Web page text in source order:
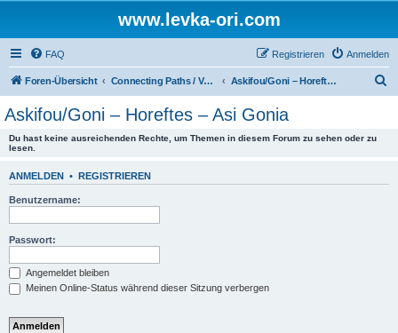
www.levka-ori.com
FAQ Anmelden
Registrieren
Foren-Übersicht Connecting Paths / Verbindungswege Askifou/Goni – Horeftes – Asi Gonia
Askifou/Goni – Horeftes – Asi Gonia
Du hast keine ausreichenden Rechte, um Themen in diesem Forum zu sehen oder zu
lesen.
ANMELDEN • REGISTRIEREN
Benutzername:
Passwort:
Angemeldet bleiben
Meinen Online-Status während dieser Sitzung verbergen